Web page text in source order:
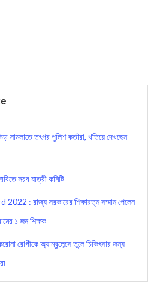
সামলাতে তৎপর পুলিশ কর্তারা, খতিয়ে দেখছেন
সরব যাত্রী কমিটি
: রাজ্য সরকারের শিক্ষারত্ন সম্মান পেলেন
১ জন শিক্ষক
রোগীকে অ্যাম্বুলেন্সে তুলে চিকিৎসার জন্য